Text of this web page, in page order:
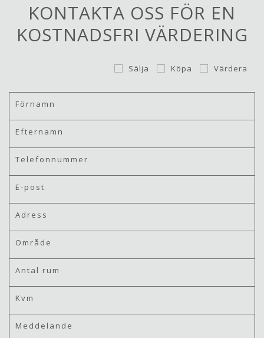
KONTAKTA OSS FÖR EN
KOSTNADSFRI VÄRDERING
Sälja Köpa Värdera